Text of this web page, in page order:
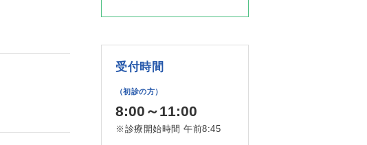
受付時間
（初診の方）
8:00～11:00
※診療開始時間 午前8:45